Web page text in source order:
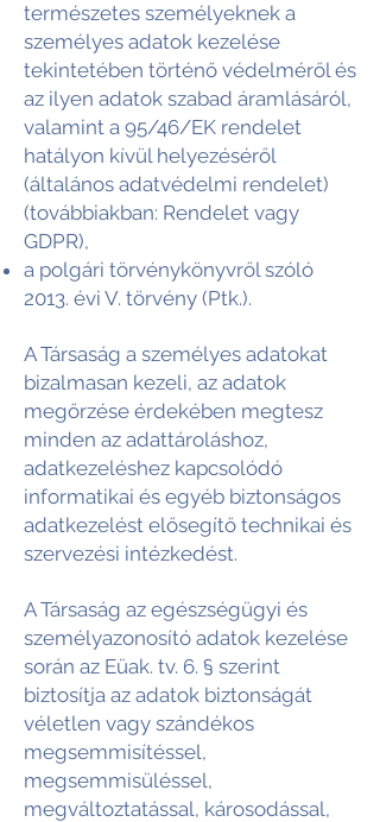
természetes személyeknek a
személyes adatok kezelése
tekintetében történő védelméről és
az ilyen adatok szabad áramlásáról,
valamint a 95/46/EK rendelet
hatályon kívül helyezéséről
(általános adatvédelmi rendelet)
(továbbiakban: Rendelet vagy
GDPR),
a polgári törvénykönyvről szóló
2013. évi V. törvény (Ptk.).
A Társaság a személyes adatokat
bizalmasan kezeli, az adatok
megőrzése érdekében megtesz
minden az adattároláshoz,
adatkezeléshez kapcsolódó
informatikai és egyéb biztonságos
adatkezelést elősegítő technikai és
szervezési intézkedést.
A Társaság az egészségügyi és
személyazonosító adatok kezelése
során az Eüak. tv. 6. § szerint
biztosítja az adatok biztonságát
véletlen vagy szándékos
megsemmisítéssel,
megsemmisüléssel,
megváltoztatással, károsodással,